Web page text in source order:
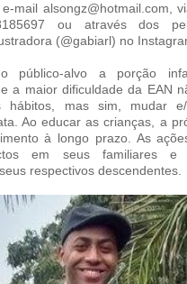
mail alsongz@hotmail.com,
ou através dos
(@gabiarl) no
público-alvo a porção
a maior dificuldade da EAN
hábitos, mas sim, mudar e/
Ao educar as crianças, a
à longo prazo. As
em seus familiares e
respectivos descendentes.